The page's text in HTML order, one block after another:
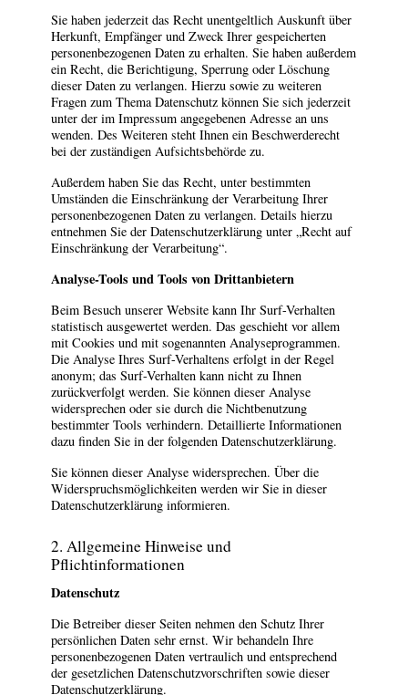
Sie haben jederzeit das Recht unentgeltlich Auskunft über
Herkunft, Empfänger und Zweck Ihrer gespeicherten
personenbezogenen Daten zu erhalten. Sie haben außerdem
ein Recht, die Berichtigung, Sperrung oder Löschung
dieser Daten zu verlangen. Hierzu sowie zu weiteren
Fragen zum Thema Datenschutz können Sie sich jederzeit
unter der im Impressum angegebenen Adresse an uns
wenden. Des Weiteren steht Ihnen ein Beschwerderecht
bei der zuständigen Aufsichtsbehörde zu.
Außerdem haben Sie das Recht, unter bestimmten
Umständen die Einschränkung der Verarbeitung Ihrer
personenbezogenen Daten zu verlangen. Details hierzu
entnehmen Sie der Datenschutzerklärung unter „Recht auf
Einschränkung der Verarbeitung“.
Analyse-Tools und Tools von Drittanbietern
Beim Besuch unserer Website kann Ihr Surf-Verhalten
statistisch ausgewertet werden. Das geschieht vor allem
mit Cookies und mit sogenannten Analyseprogrammen.
Die Analyse Ihres Surf-Verhaltens erfolgt in der Regel
anonym; das Surf-Verhalten kann nicht zu Ihnen
zurückverfolgt werden. Sie können dieser Analyse
widersprechen oder sie durch die Nichtbenutzung
bestimmter Tools verhindern. Detaillierte Informationen
dazu finden Sie in der folgenden Datenschutzerklärung.
Sie können dieser Analyse widersprechen. Über die
Widerspruchsmöglichkeiten werden wir Sie in dieser
Datenschutzerklärung informieren.
2. Allgemeine Hinweise und
Pflichtinformationen
Datenschutz
Die Betreiber dieser Seiten nehmen den Schutz Ihrer
persönlichen Daten sehr ernst. Wir behandeln Ihre
personenbezogenen Daten vertraulich und entsprechend
der gesetzlichen Datenschutzvorschriften sowie dieser
Datenschutzerklärung.